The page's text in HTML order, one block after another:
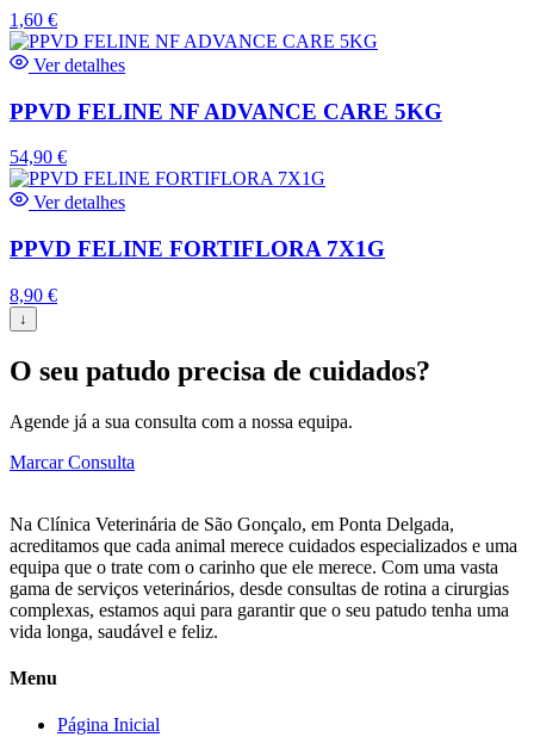
1,60 €
Ver detalhes
PPVD FELINE NF ADVANCE CARE 5KG
54,90 €
Ver detalhes
PPVD FELINE FORTIFLORA 7X1G
8,90 €
↓
O seu patudo precisa de cuidados?
Agende já a sua consulta com a nossa equipa.
Marcar Consulta
Na Clínica Veterinária de São Gonçalo, em Ponta Delgada,
acreditamos que cada animal merece cuidados especializados e uma
equipa que o trate com o carinho que ele merece. Com uma vasta
gama de serviços veterinários, desde consultas de rotina a cirurgias
complexas, estamos aqui para garantir que o seu patudo tenha uma
vida longa, saudável e feliz.
Menu
Página Inicial